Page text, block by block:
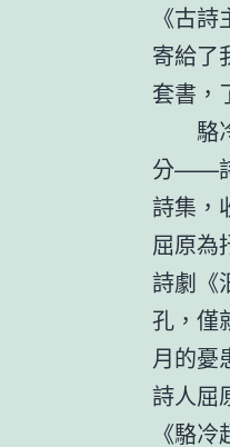
《古
寄給了
套書，
駱
分——
詩集，
屈原為
詩劇《
孔，僅
月的憂
詩人屈
《駱